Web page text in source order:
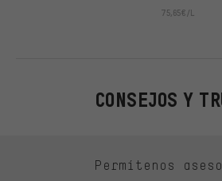
75,65€/L
CONSEJOS Y
Permítenos